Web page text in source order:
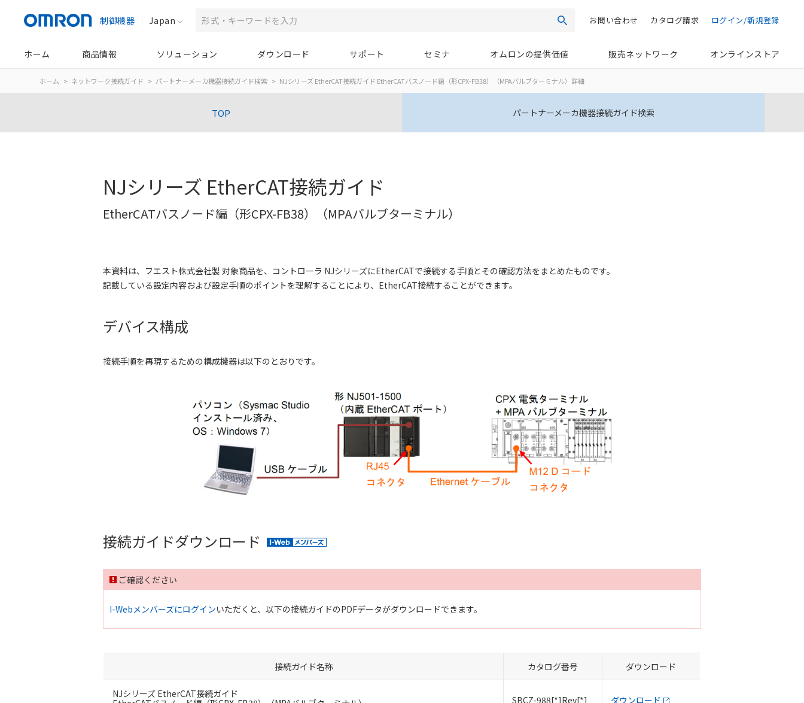
制御機器 Japan 検索 ログイン/新規登録
カタログ請求
お問い合わせ
ホーム 商品情報 ソリューション ダウンロード サポート セミナ オムロンの提供価値 販売ネットワーク オンラインストア
ホーム ネットワーク接続ガイド パートナーメーカ機器接続ガイド検索 NJシリーズ EtherCAT接続ガイド EtherCATバスノード編（形CPX-FB38）（MPAバルブターミナル）詳細
TOP パートナーメーカ機器接続ガイド検索
NJシリーズ EtherCAT接続ガイド
EtherCATバスノード編（形CPX-FB38）（MPAバルブターミナル）
本資料は、フエスト株式会社製 対象商品を、コントローラ NJシリーズにEtherCATで接続する手順とその確認方法をまとめたものです。
記載している設定内容および設定手順のポイントを理解することにより、EtherCAT接続することができます。
デバイス構成
接続手順を再現するための構成機器は以下のとおりです。
接続ガイドダウンロード
ご確認ください
I-Webメンバーズにログインいただくと、以下の接続ガイドのPDFデータがダウンロードできます。
接続ガイド名称 カタログ番号 ダウンロード
NJシリーズ EtherCAT接続ガイド
SBCZ-988[*]Rev[*] ダウンロード